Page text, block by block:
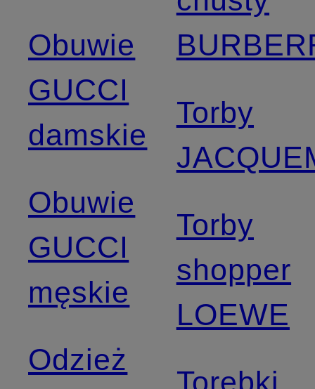
Obuwie
GUCCI
damskie
Obuwie
GUCCI
męskie
Odzież
Torby
Torby
shopper
LOEWE
Torebki